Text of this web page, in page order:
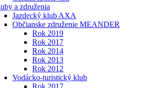
a združenia
Jazdecký klub AXA
Občianske združenie MEANDER
Rok 2019
Rok 2017
Rok 2014
Rok 2013
Rok 2012
Vodácko-turistický klub
Rok 2017